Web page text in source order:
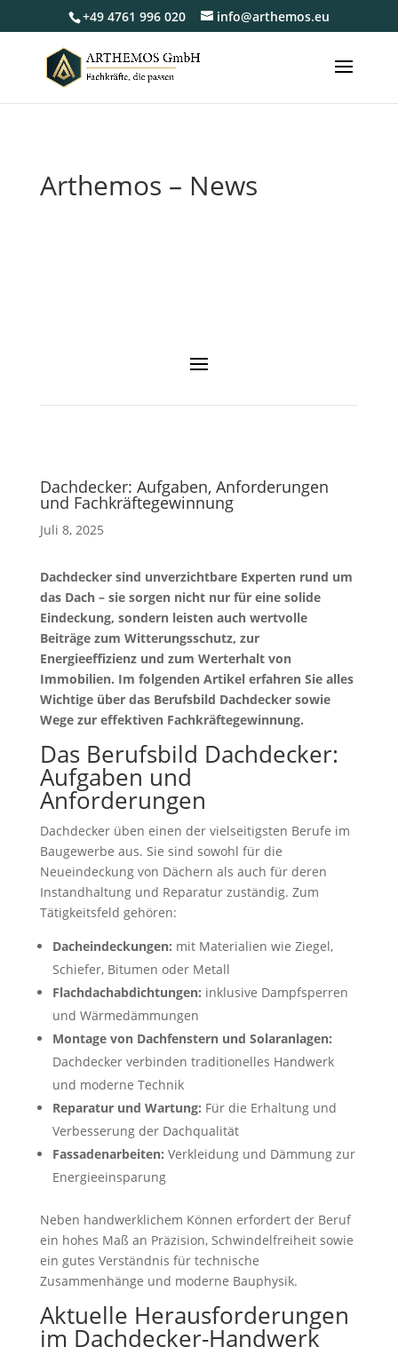
+49 4761 996 020 info@arthemos.eu
Arthemos – News
Dachdecker: Aufgaben, Anforderungen
und Fachkräftegewinnung
Juli 8, 2025
Dachdecker sind unverzichtbare Experten rund um
das Dach – sie sorgen nicht nur für eine solide
Eindeckung, sondern leisten auch wertvolle
Beiträge zum Witterungsschutz, zur
Energieeffizienz und zum Werterhalt von
Immobilien. Im folgenden Artikel erfahren Sie alles
Wichtige über das Berufsbild Dachdecker sowie
Wege zur effektiven Fachkräftegewinnung.
Das Berufsbild Dachdecker:
Aufgaben und
Anforderungen
Dachdecker üben einen der vielseitigsten Berufe im
Baugewerbe aus. Sie sind sowohl für die
Neueindeckung von Dächern als auch für deren
Instandhaltung und Reparatur zuständig. Zum
Tätigkeitsfeld gehören:
Dacheindeckungen: mit Materialien wie Ziegel,
Schiefer, Bitumen oder Metall
Flachdachabdichtungen: inklusive Dampfsperren
und Wärmedämmungen
Montage von Dachfenstern und Solaranlagen:
Dachdecker verbinden traditionelles Handwerk
und moderne Technik
Reparatur und Wartung: Für die Erhaltung und
Verbesserung der Dachqualität
Fassadenarbeiten: Verkleidung und Dämmung zur
Energieeinsparung
Neben handwerklichem Können erfordert der Beruf
ein hohes Maß an Präzision, Schwindelfreiheit sowie
ein gutes Verständnis für technische
Zusammenhänge und moderne Bauphysik.
Aktuelle Herausforderungen
im Dachdecker-Handwerk